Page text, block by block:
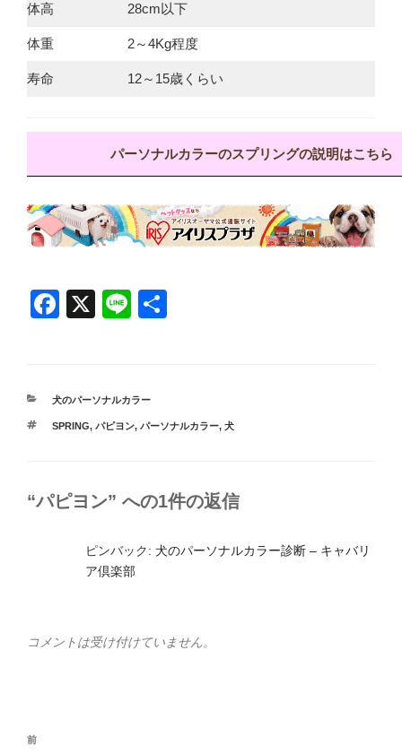
体高 28cm以下
体重 2～4Kg程度
寿命 12～15歳くらい
パーソナルカラーのスプリングの説明はこちら
F
e
b
k
X
Li
カ
ゴ
犬のパーソナルカラー
タ
SPRING, パピヨン, パーソナルカラー, 犬
“パピヨン” への1件の返信
ピンバック: 犬のパーソナルカラー診断 – キャバリ
ア倶楽部
コメントは受け付けていません。
投
過
前